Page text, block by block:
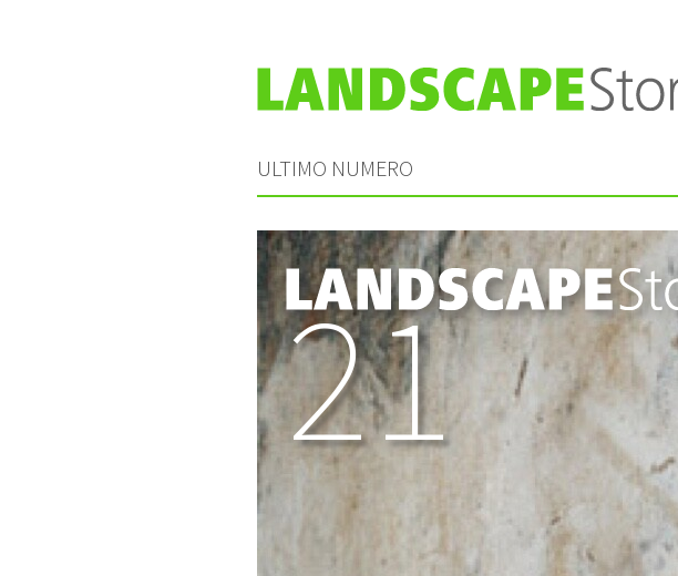
ULTIMO NUMERO
21